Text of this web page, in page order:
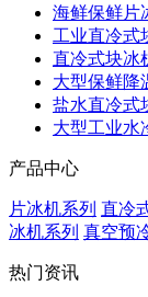
海鲜保鲜片
工业直冷式
直冷式块冰
大型保鲜降
盐水直冷式
大型工业水
产品中心
片冰机系列 直冷
冰机系列 真空预
热门资讯